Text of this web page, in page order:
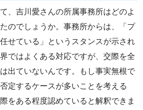
、吉川愛さんの所属事務所はどのよ
のでしょうか。事務所からは、「プ
せている」というスタンスが示され
ではよくある対応ですが、交際を全
出ていないんです。もし事実無根で
定するケースが多いことを考える
をある程度認めていると解釈できま